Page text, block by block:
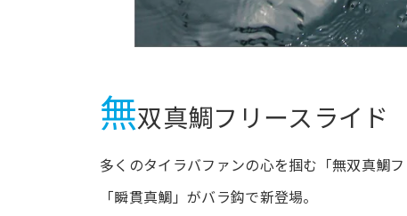
無双真鯛フリースライ
多くのタイラバファンの心を掴む「無双真鯛
「瞬貫真鯛」がバラ鈎で新登場。